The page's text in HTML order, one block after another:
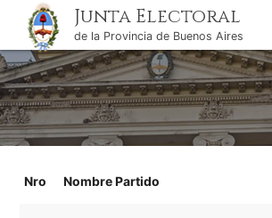
Junta Electoral
de la Provincia de Buenos Aires
Nro Nombre Partido